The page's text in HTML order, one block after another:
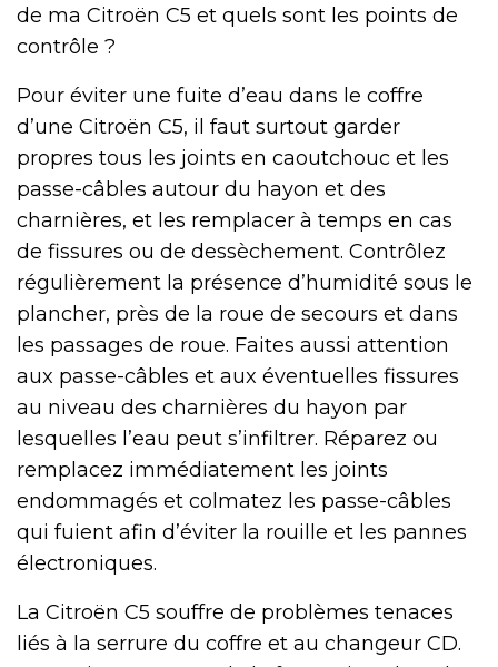
de ma Citroën C5 et quels sont les points de
contrôle ?
Pour éviter une fuite d’eau dans le coffre
d’une Citroën C5, il faut surtout garder
propres tous les joints en caoutchouc et les
passe-câbles autour du hayon et des
charnières, et les remplacer à temps en cas
de fissures ou de dessèchement. Contrôlez
régulièrement la présence d’humidité sous le
plancher, près de la roue de secours et dans
les passages de roue. Faites aussi attention
aux passe-câbles et aux éventuelles fissures
au niveau des charnières du hayon par
lesquelles l’eau peut s’infiltrer. Réparez ou
remplacez immédiatement les joints
endommagés et colmatez les passe-câbles
qui fuient afin d’éviter la rouille et les pannes
électroniques.
La Citroën C5 souffre de problèmes tenaces
liés à la serrure du coffre et au changeur CD.